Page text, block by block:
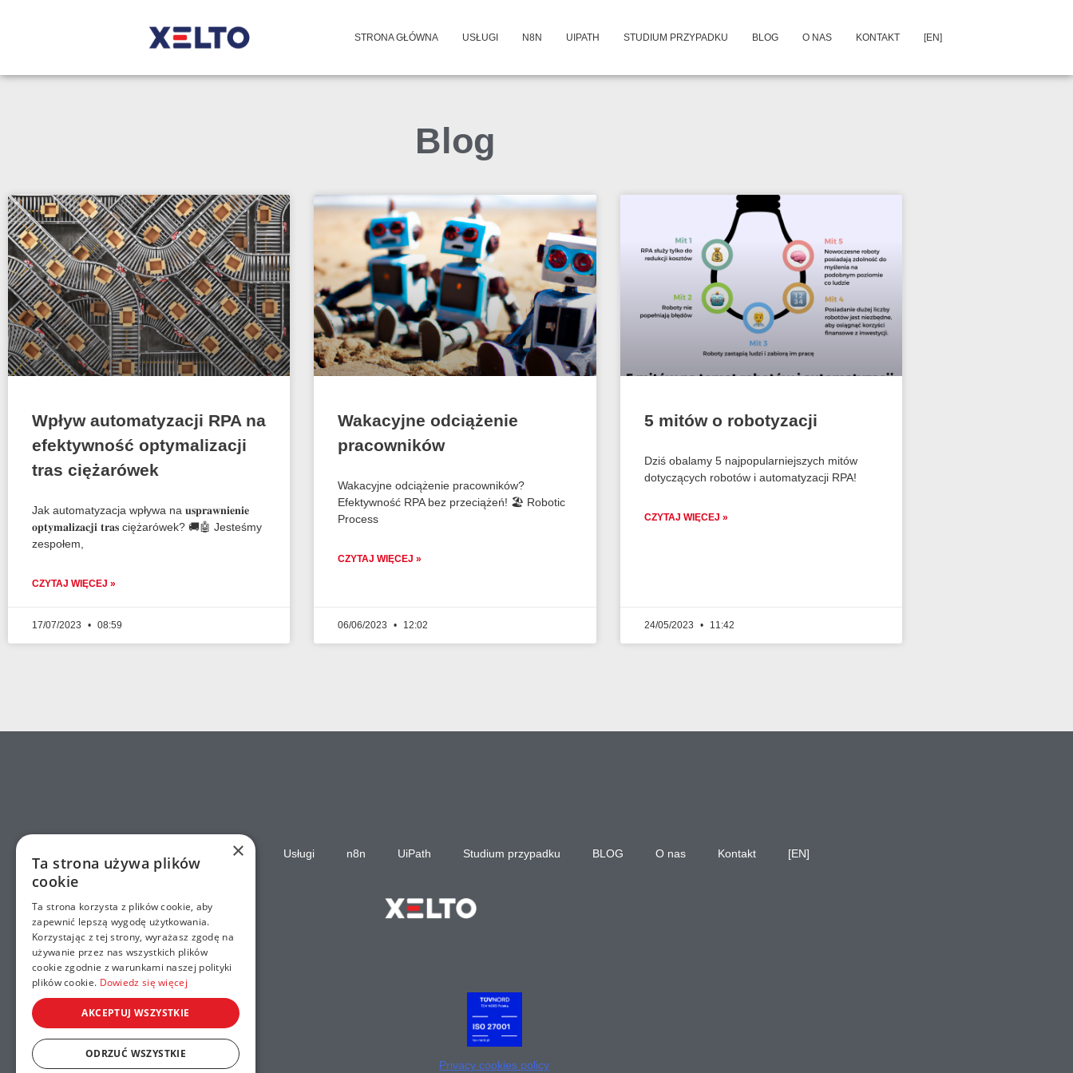
STRONA GŁÓWNA USŁUGI N8N UIPATH STUDIUM PRZYPADKU BLOG O NAS KONTAKT [EN]
Blog
Wpływ automatyzacji RPA na
efektywność optymalizacji
tras ciężarówek
Jak automatyzacja wpływa na 𝐮𝐬𝐩𝐫𝐚𝐰𝐧𝐢𝐞𝐧𝐢𝐞
𝐨𝐩𝐭𝐲𝐦𝐚𝐥𝐢𝐳𝐚𝐜𝐣𝐢 𝐭𝐫𝐚𝐬 ciężarówek? 🚚🤖 Jesteśmy
zespołem,
CZYTAJ WIĘCEJ »
17/07/2023 08:59
Wakacyjne odciążenie
pracowników
Wakacyjne odciążenie pracowników?
Efektywność RPA bez przeciążeń! 🏖️ Robotic
Process
CZYTAJ WIĘCEJ »
06/06/2023 12:02
5 mitów o robotyzacji
Dziś obalamy 5 najpopularniejszych mitów
dotyczących robotów i automatyzacji RPA!
CZYTAJ WIĘCEJ »
24/05/2023 11:42
Strona główna Usługi n8n UiPath Studium przypadku BLOG O nas Kontakt [EN]
Privacy cookies policy
×
Ta strona używa plików
cookie
Ta strona korzysta z plików cookie, aby
zapewnić lepszą wygodę użytkowania.
Korzystając z tej strony, wyrażasz zgodę na
używanie przez nas wszystkich plików
cookie zgodnie z warunkami naszej polityki
plików cookie. Dowiedz się więcej
AKCEPTUJ WSZYSTKIE
ODRZUĆ WSZYSTKIE